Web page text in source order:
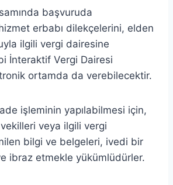
başvuruda
erbabı dilekçelerini, elden
ilgili vergi dairesine
İnteraktif Vergi Dairesi
ortamda da verebilecektir.
işleminin yapılabilmesi için,
veya ilgili vergi
bilgi ve belgeleri, ivedi bir
ibraz etmekle yükümlüdürler.